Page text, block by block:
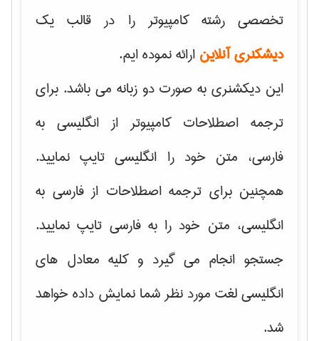
تخصصی رشته کامپیوتر را در قالب یک
دیشکنری آنلاین ارائه نموده ایم.
این دیکشنری به صورت دو زبانه می باشد. برای
ترجمه اصطلاحات کامپیوتر از انگلیسی به
فارسی، متن خود را انگلیسی تایپ نمایید.
همچنین برای ترجمه اصطلاحات از فارسی به
انگلیسی، متن خود را به فارسی تایپ نمایید.
جستجو انجام می گیرد و کلیه معادل های
انگلیسی لغت مورد نظر شما نمایش داده خواهد
شد.